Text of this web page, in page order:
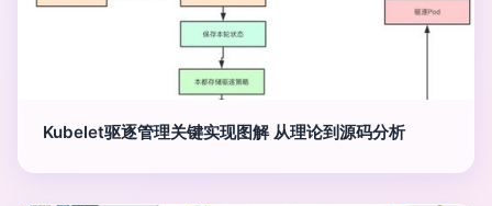
Kubelet驱逐管理关键实现图解 从理论到源码分析